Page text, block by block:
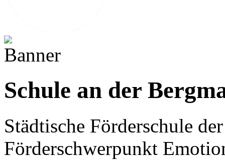
Schule an der
Städtische Förderschule
Förderschwerpunkt